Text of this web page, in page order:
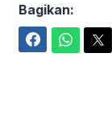
Bagikan: